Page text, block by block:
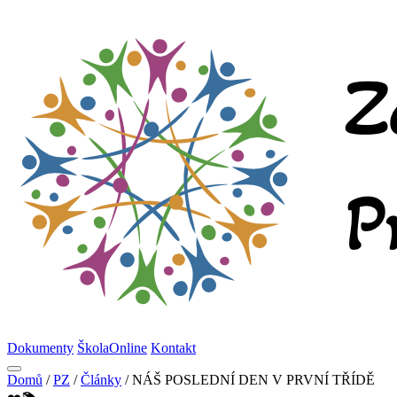
Dokumenty ŠkolaOnline Kontakt
Domů / PZ / Články / NÁŠ POSLEDNÍ DEN V PRVNÍ TŘÍDĚ